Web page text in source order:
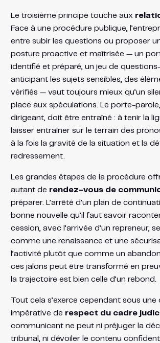
Le troisième principe touche aux
Face à une procédure publique,
entre subir les questions ou proposer
posture proactive et maîtrisée — un
identifié et préparé, un jeu de
anticipant les sujets sensibles, des
vérifiés — vaut toujours mieux qu’un
place aux spéculations. Le porte-
dirigeant, doit être entraîné : à tenir la
laisser entraîner sur le terrain des
à la fois la gravité de la situation et la
redressement.
Les grandes étapes de la procédure
autant de rendez-vous de
préparer. L’arrêté d’un plan de
bonne nouvelle qu’il faut savoir
cession, avec l’arrivée d’un repreneur,
comme une renaissance et une
l’activité plutôt que comme un
ces jalons peut être transformé en
la trajectoire est bien celle d’un rebond.
Tout cela s’exerce cependant sous
impérative de respect du cadre
communicant ne peut ni préjuger la
tribunal, ni dévoiler le contenu